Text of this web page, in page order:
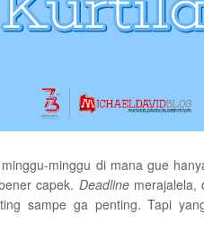
minggu di mana gue
capek. Deadlinemerajalela,
sampe ga penting. Tapi